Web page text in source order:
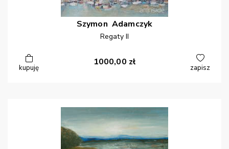
Szymon Adamczyk
Regaty II
kupuję
1000,00 zł
zapisz